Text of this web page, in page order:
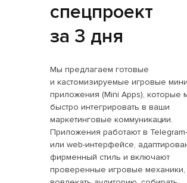
спецпроект
за 3 дня
Мы предлагаем готовые
и кастомизируемые игровые
приложения (Mini Apps), которые
быстро интегрировать в ваши
маркетинговые коммуникации.
Приложения работают в
или web-интерфейсе,
фирменный стиль и включают
проверенные игровые механики,